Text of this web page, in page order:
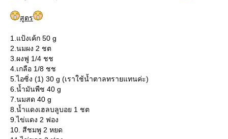
สูตร
1.แป้งเค้ก 50 g
2.นมผง 2 ชต
3.ผงฟู 1/4 ชช
4.เกลือ 1/8 ชช
5.ไอซิ่ง (1) 30 g (เราใช้น้ำตาลทรายแทนค่ะ)
6.น้ำมันพืช 40 g
7.นมสด 40 g
8.น้ำแดงเฮลบลูบอย 1 ชต
9.ไข่แดง 2 ฟอง
10. สีชมพู 2 หยด